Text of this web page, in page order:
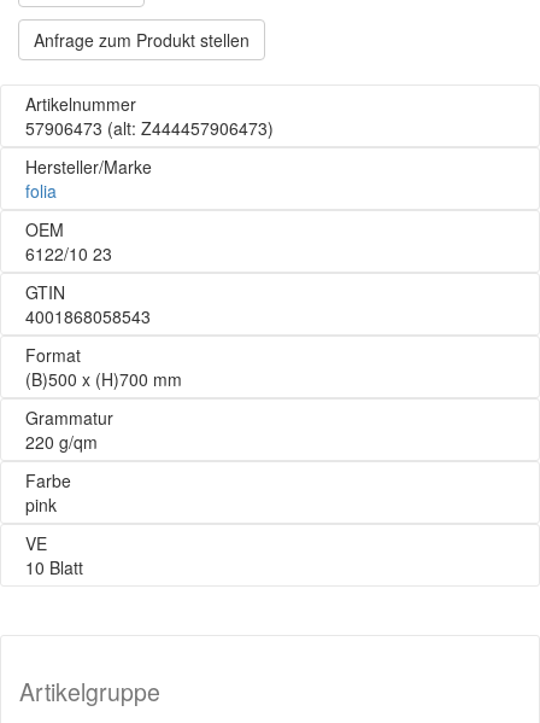
Anfrage zum Produkt stellen
Artikelnummer
57906473 (alt: Z444457906473)
Hersteller/Marke
folia
OEM
6122/10 23
GTIN
4001868058543
Format
(B)500 x (H)700 mm
Grammatur
220 g/qm
Farbe
pink
VE
10 Blatt
Artikelgruppe